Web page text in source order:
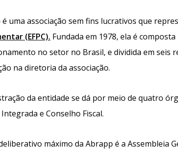
uma associação sem fins lucrativos que
(EFPC). Fundada em 1978, ela é
no setor no Brasil, e dividida em ​seis
na diretoria da associação.
da entidade se dá por meio de quatro
e Conselho Fiscal.
máximo da Abrapp é a Assembleia